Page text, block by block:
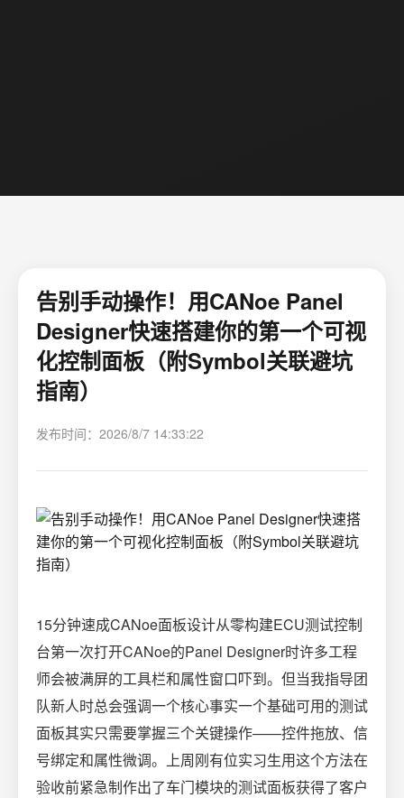
告别手动操作！用CANoe Panel
Designer快速搭建你的第一个可视
化控制面板（附Symbol关联避坑
指南）
发布时间：2026/8/7 14:33:22
15分钟速成CANoe面板设计从零构建ECU测试控制
台第一次打开CANoe的Panel Designer时许多工程
师会被满屏的工具栏和属性窗口吓到。但当我指导团
队新人时总会强调一个核心事实一个基础可用的测试
面板其实只需要掌握三个关键操作——控件拖放、信
号绑定和属性微调。上周刚有位实习生用这个方法在
验收前紧急制作出了车门模块的测试面板获得了客户